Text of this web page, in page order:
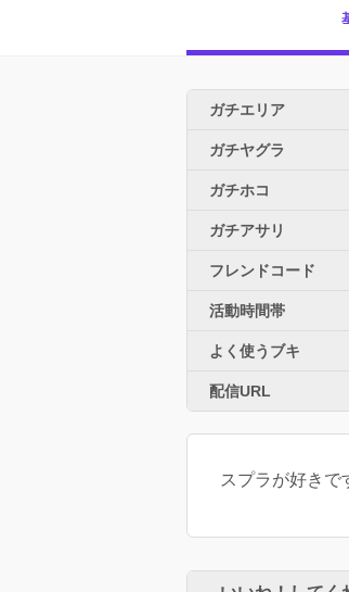
ガチエリア
ガチヤグラ
ガチホコ
ガチアサリ
フレンドコード
活動時間帯
よく使うブキ
配信URL
スプラが好きで